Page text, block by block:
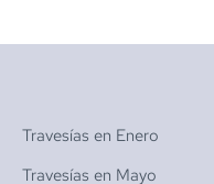
Travesías en Enero
Travesías en Mayo